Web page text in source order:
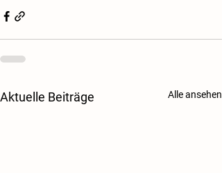
Aktuelle Beiträge Alle ansehen